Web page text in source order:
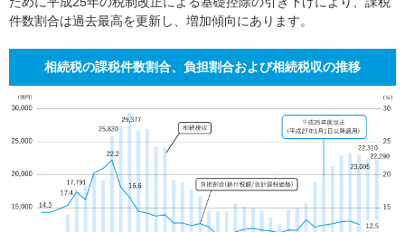
件数割合は過去最高を更新し、増加傾向にあります。
相続税の課税件数割合、負担割合および相続税収の推移